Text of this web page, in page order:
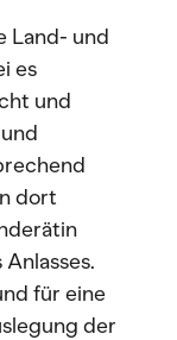
Land- und
es
und
dort
für eine
der